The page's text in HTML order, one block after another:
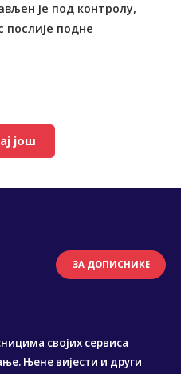
је под контролу,
послије подне
још
ЗА ДОПИСНИКЕ
својих сервиса
Њене вијести и други